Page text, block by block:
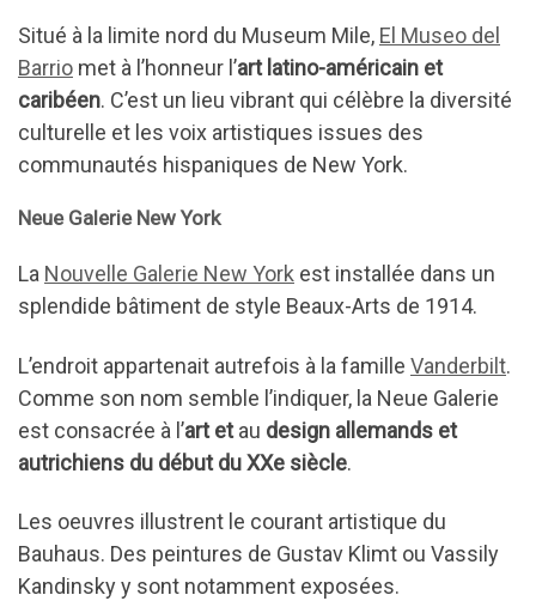
Situé à la limite nord du Museum Mile, El Museo del
Barrio met à l’honneur l’art latino-américain et
caribéen. C’est un lieu vibrant qui célèbre la diversité
culturelle et les voix artistiques issues des
communautés hispaniques de New York.
Neue Galerie New York
La Nouvelle Galerie New York est installée dans un
splendide bâtiment de style Beaux-Arts de 1914.
L’endroit appartenait autrefois à la famille Vanderbilt.
Comme son nom semble l’indiquer, la Neue Galerie
est consacrée à l’art etau design allemands et
autrichiens du début du XXe siècle.
Les oeuvres illustrent le courant artistique du
Bauhaus. Des peintures de Gustav Klimt ou Vassily
Kandinsky y sont notamment exposées.